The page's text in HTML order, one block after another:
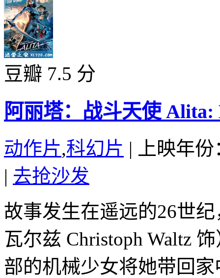
豆瓣 7.5 分
阿丽塔：战斗天使 Alita:
动作片,科幻片 |
上映年
| 去抢沙发
故事发生在遥远的26世
瓦尔兹 Christoph Waltz
部的机械少女将她带回